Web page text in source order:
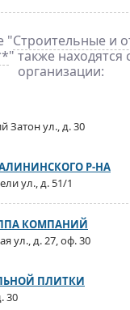
"Строительные и
" также
организации:
Затон ул., д. 30
Р-НА
ул., д. 51/1
КОМПАНИЙ
ул., д. 27, оф. 30
ПЛИТКИ
30